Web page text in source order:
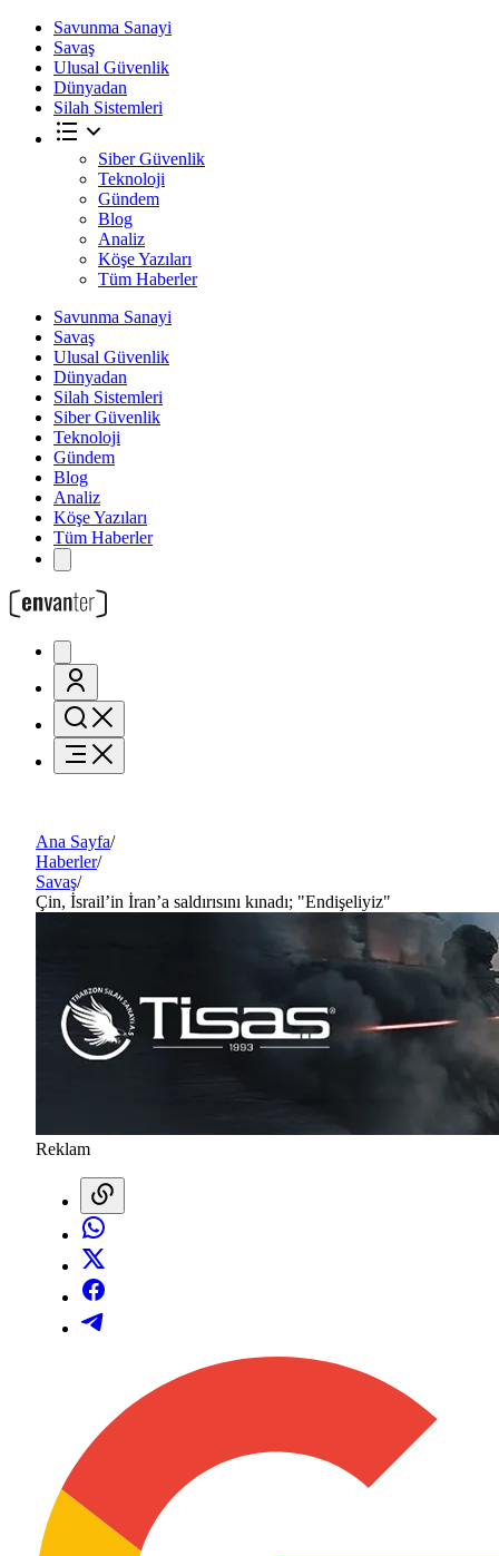
Savunma Sanayi
Savaş
Ulusal Güvenlik
Dünyadan
Silah Sistemleri
Siber Güvenlik
Teknoloji
Gündem
Blog
Analiz
Köşe Yazıları
Tüm Haberler
Savunma Sanayi
Savaş
Ulusal Güvenlik
Dünyadan
Silah Sistemleri
Siber Güvenlik
Teknoloji
Gündem
Blog
Analiz
Köşe Yazıları
Tüm Haberler
Ana Sayfa/
Haberler/
Savaş/
Çin, İsrail’in İran’a saldırısını kınadı; "Endişeliyiz"
Reklam